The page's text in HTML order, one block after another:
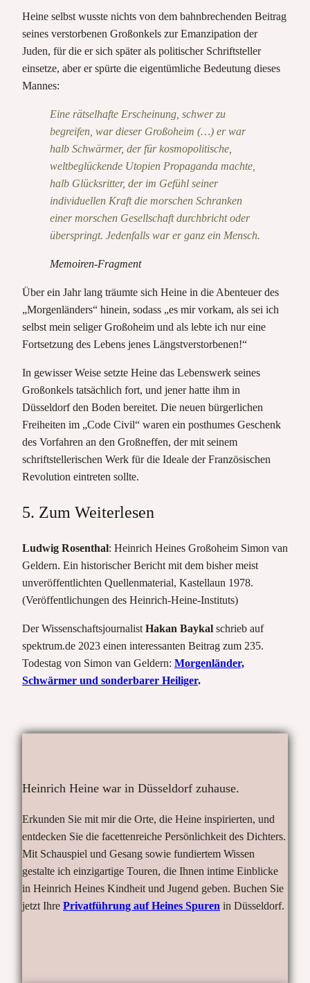
Heine selbst wusste nichts von dem bahnbrechenden Beitrag
seines verstorbenen Großonkels zur Emanzipation der
Juden, für die er sich später als politischer Schriftsteller
einsetze, aber er spürte die eigentümliche Bedeutung dieses
Mannes:
Eine rätselhafte Erscheinung, schwer zu
begreifen, war dieser Großoheim (…) er war
halb Schwärmer, der für kosmopolitische,
weltbeglückende Utopien Propaganda machte,
halb Glücksritter, der im Gefühl seiner
individuellen Kraft die morschen Schranken
einer morschen Gesellschaft durchbricht oder
überspringt. Jedenfalls war er ganz ein Mensch.
Memoiren-Fragment
Über ein Jahr lang träumte sich Heine in die Abenteuer des
„Morgenländers“ hinein, sodass „es mir vorkam, als sei ich
selbst mein seliger Großoheim und als lebte ich nur eine
Fortsetzung des Lebens jenes Längstverstorbenen!“
In gewisser Weise setzte Heine das Lebenswerk seines
Großonkels tatsächlich fort, und jener hatte ihm in
Düsseldorf den Boden bereitet. Die neuen bürgerlichen
Freiheiten im „Code Civil“ waren ein posthumes Geschenk
des Vorfahren an den Großneffen, der mit seinem
schriftstellerischen Werk für die Ideale der Französischen
Revolution eintreten sollte.
5. Zum Weiterlesen
Ludwig Rosenthal: Heinrich Heines Großoheim Simon van
Geldern. Ein historischer Bericht mit dem bisher meist
unveröffentlichten Quellenmaterial, Kastellaun 1978.
(Veröffentlichungen des Heinrich-Heine-Instituts)
Der Wissenschaftsjournalist Hakan Baykal schrieb auf
spektrum.de 2023 einen interessanten Beitrag zum 235.
Todestag von Simon van Geldern: Morgenländer,
Schwärmer und sonderbarer Heiliger.
Heinrich Heine war in Düsseldorf zuhause.
Erkunden Sie mit mir die Orte, die Heine inspirierten, und
entdecken Sie die facettenreiche Persönlichkeit des Dichters.
Mit Schauspiel und Gesang sowie fundiertem Wissen
gestalte ich einzigartige Touren, die Ihnen intime Einblicke
in Heinrich Heines Kindheit und Jugend geben. Buchen Sie
jetzt Ihre Privatführung auf Heines Spuren in Düsseldorf.